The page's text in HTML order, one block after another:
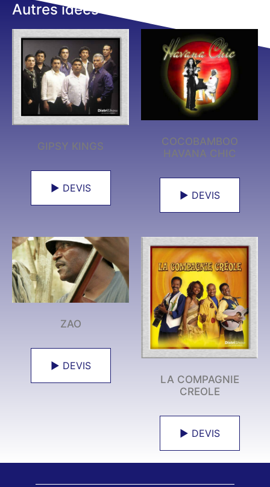
Autres idées
GIPSY KINGS
► DEVIS
COCOBAMBOO
HAVANA CHIC
► DEVIS
ZAO
► DEVIS
LA COMPAGNIE
CREOLE
► DEVIS